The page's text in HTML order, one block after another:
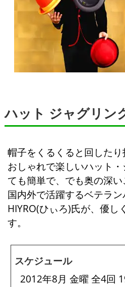
ハット ジャグリン
帽子をくるくると回したり
おしゃれで楽しいハット
ても簡単で、でも奥の深い
国内外で活躍するベテラ
HIYRO(ひぃろ)氏が、優し
す。
スケジュール
2012年8月 金曜 全4回